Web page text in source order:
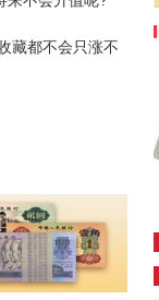
藏都不会只涨不